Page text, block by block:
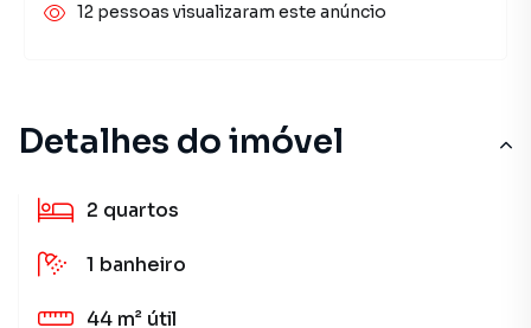
Detalhes do imóvel
2 quartos
1 banheiro
44 m² útil
12 pessoas visualizaram este anúncio